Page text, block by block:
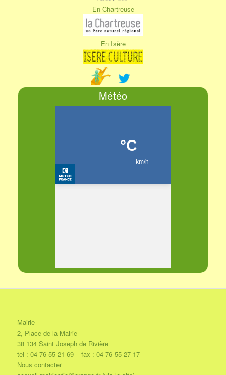
En Chartreuse
En Isère
Météo
Mairie
2, Place de la Mairie
38 134 Saint Joseph de Rivière
tel : 04 76 55 21 69 – fax : 04 76 55 27 17
Nous contacter